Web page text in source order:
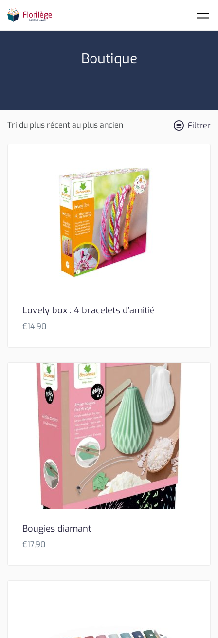
Boutique
Filtrer
Lovely box : 4 bracelets d’amitié
€14,90
Bougies diamant
€17,90